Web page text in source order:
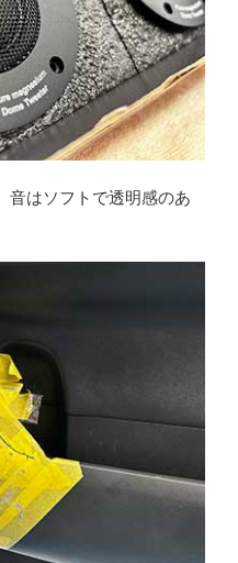
音はソフトで透明感のあ